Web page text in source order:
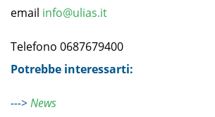
email info@ulias.it
Telefono 0687679400
Potrebbe interessarti:
---> News